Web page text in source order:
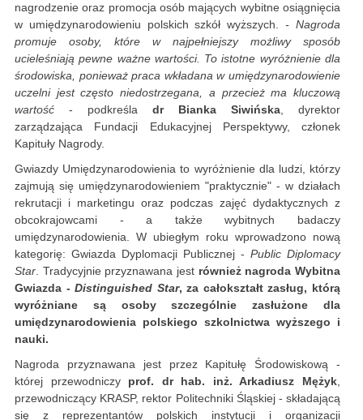
nagrodzenie oraz promocja osób mających wybitne osiągnięcia
w umiędzynarodowieniu polskich szkół wyższych.- Nagroda
promuje osoby, które w najpełniejszy możliwy sposób
ucieleśniają pewne ważne wartości. To istotne wyróżnienie dla
środowiska, ponieważ praca wkładana w umiędzynarodowienie
uczelni jest często niedostrzegana, a przecież ma kluczową
wartość - podkreśla dr Bianka Siwińska, dyrektor
zarządzająca Fundacji Edukacyjnej Perspektywy, członek
Kapituły Nagrody.
Gwiazdy Umiędzynarodowienia to wyróżnienie dla ludzi, którzy
zajmują się umiędzynarodowieniem "praktycznie" - w działach
rekrutacji i marketingu oraz podczas zajęć dydaktycznych z
obcokrajowcami - a także wybitnych badaczy
umiędzynarodowienia. W ubiegłym roku wprowadzono nową
kategorię: Gwiazda Dyplomacji Publicznej - Public Diplomacy
Star. Tradycyjnie przyznawana jest również nagroda Wybitna
Gwiazda -Distinguished Star, za całokształt zasług, którą
wyróżniane są osoby szczególnie zasłużone dla
umiędzynarodowienia polskiego szkolnictwa wyższego i
nauki.
Nagroda przyznawana jest przez Kapitułę Środowiskową -
której przewodniczy prof. dr hab. inż. Arkadiusz Mężyk,
przewodniczący KRASP, rektor Politechniki Śląskiej - składającą
się z reprezentantów polskich instytucji i organizacji